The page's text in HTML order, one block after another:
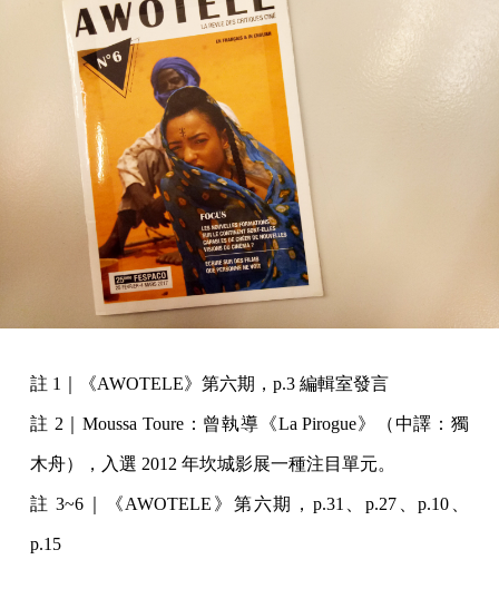
註 1｜《AWOTELE》第六期，p.3 編輯室發言
註 2｜Moussa Toure：曾執導《La Pirogue》（中譯：獨
木舟），入選 2012 年坎城影展一種注目單元。
註 3~6｜《AWOTELE》第六期，p.31、p.27、p.10、
p.15